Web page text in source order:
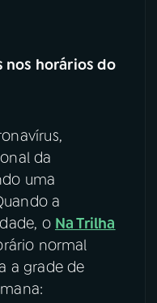
nos horários do
da
uma
a
o Na Trilha
normal
a grade de